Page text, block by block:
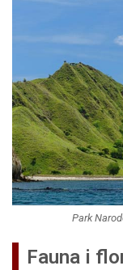
Park
Fauna i